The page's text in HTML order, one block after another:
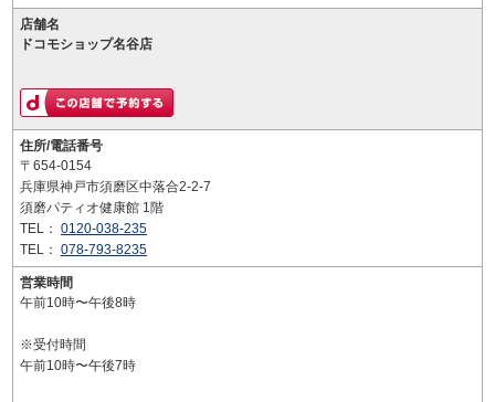
店舗名
ドコモショップ名谷店
住所/電話番号
〒654-0154
兵庫県神戸市須磨区中落合2-2-7
須磨パティオ健康館 1階
TEL： 0120-038-235
TEL： 078-793-8235
営業時間
午前10時〜午後8時
※受付時間
午前10時〜午後7時